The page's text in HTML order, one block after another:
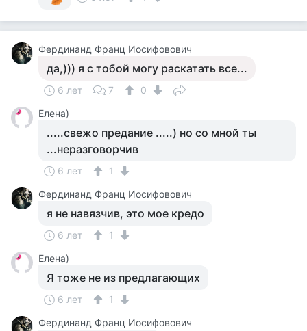
Фердинанд Франц Иосифовович
да,))) я с тобой могу раскатать все...
6 лет 7
0
Елена)
.....свежо предание .....) но со мной ты
...неразговорчив
6 лет
1
Фердинанд Франц Иосифовович
я не навязчив, это мое кредо
6 лет
1
Елена)
Я тоже не из предлагающих
6 лет
1
Фердинанд Франц Иосифовович